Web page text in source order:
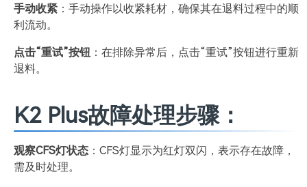
手动收紧 ：手动操作以收紧耗材，确保其在退料过程中的顺
利流动。
点击“重试”按钮 ：在排除异常后，点击“重试”按钮进行重新
退料。
K2 Plus故障处理步骤：
观察CFS灯状态 ：CFS灯显示为红灯双闪，表示存在故障，
需及时处理。